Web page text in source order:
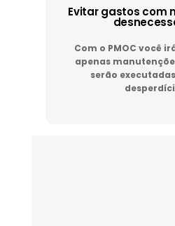
Evitar gastos com
Com o PMOC você
apenas
serão